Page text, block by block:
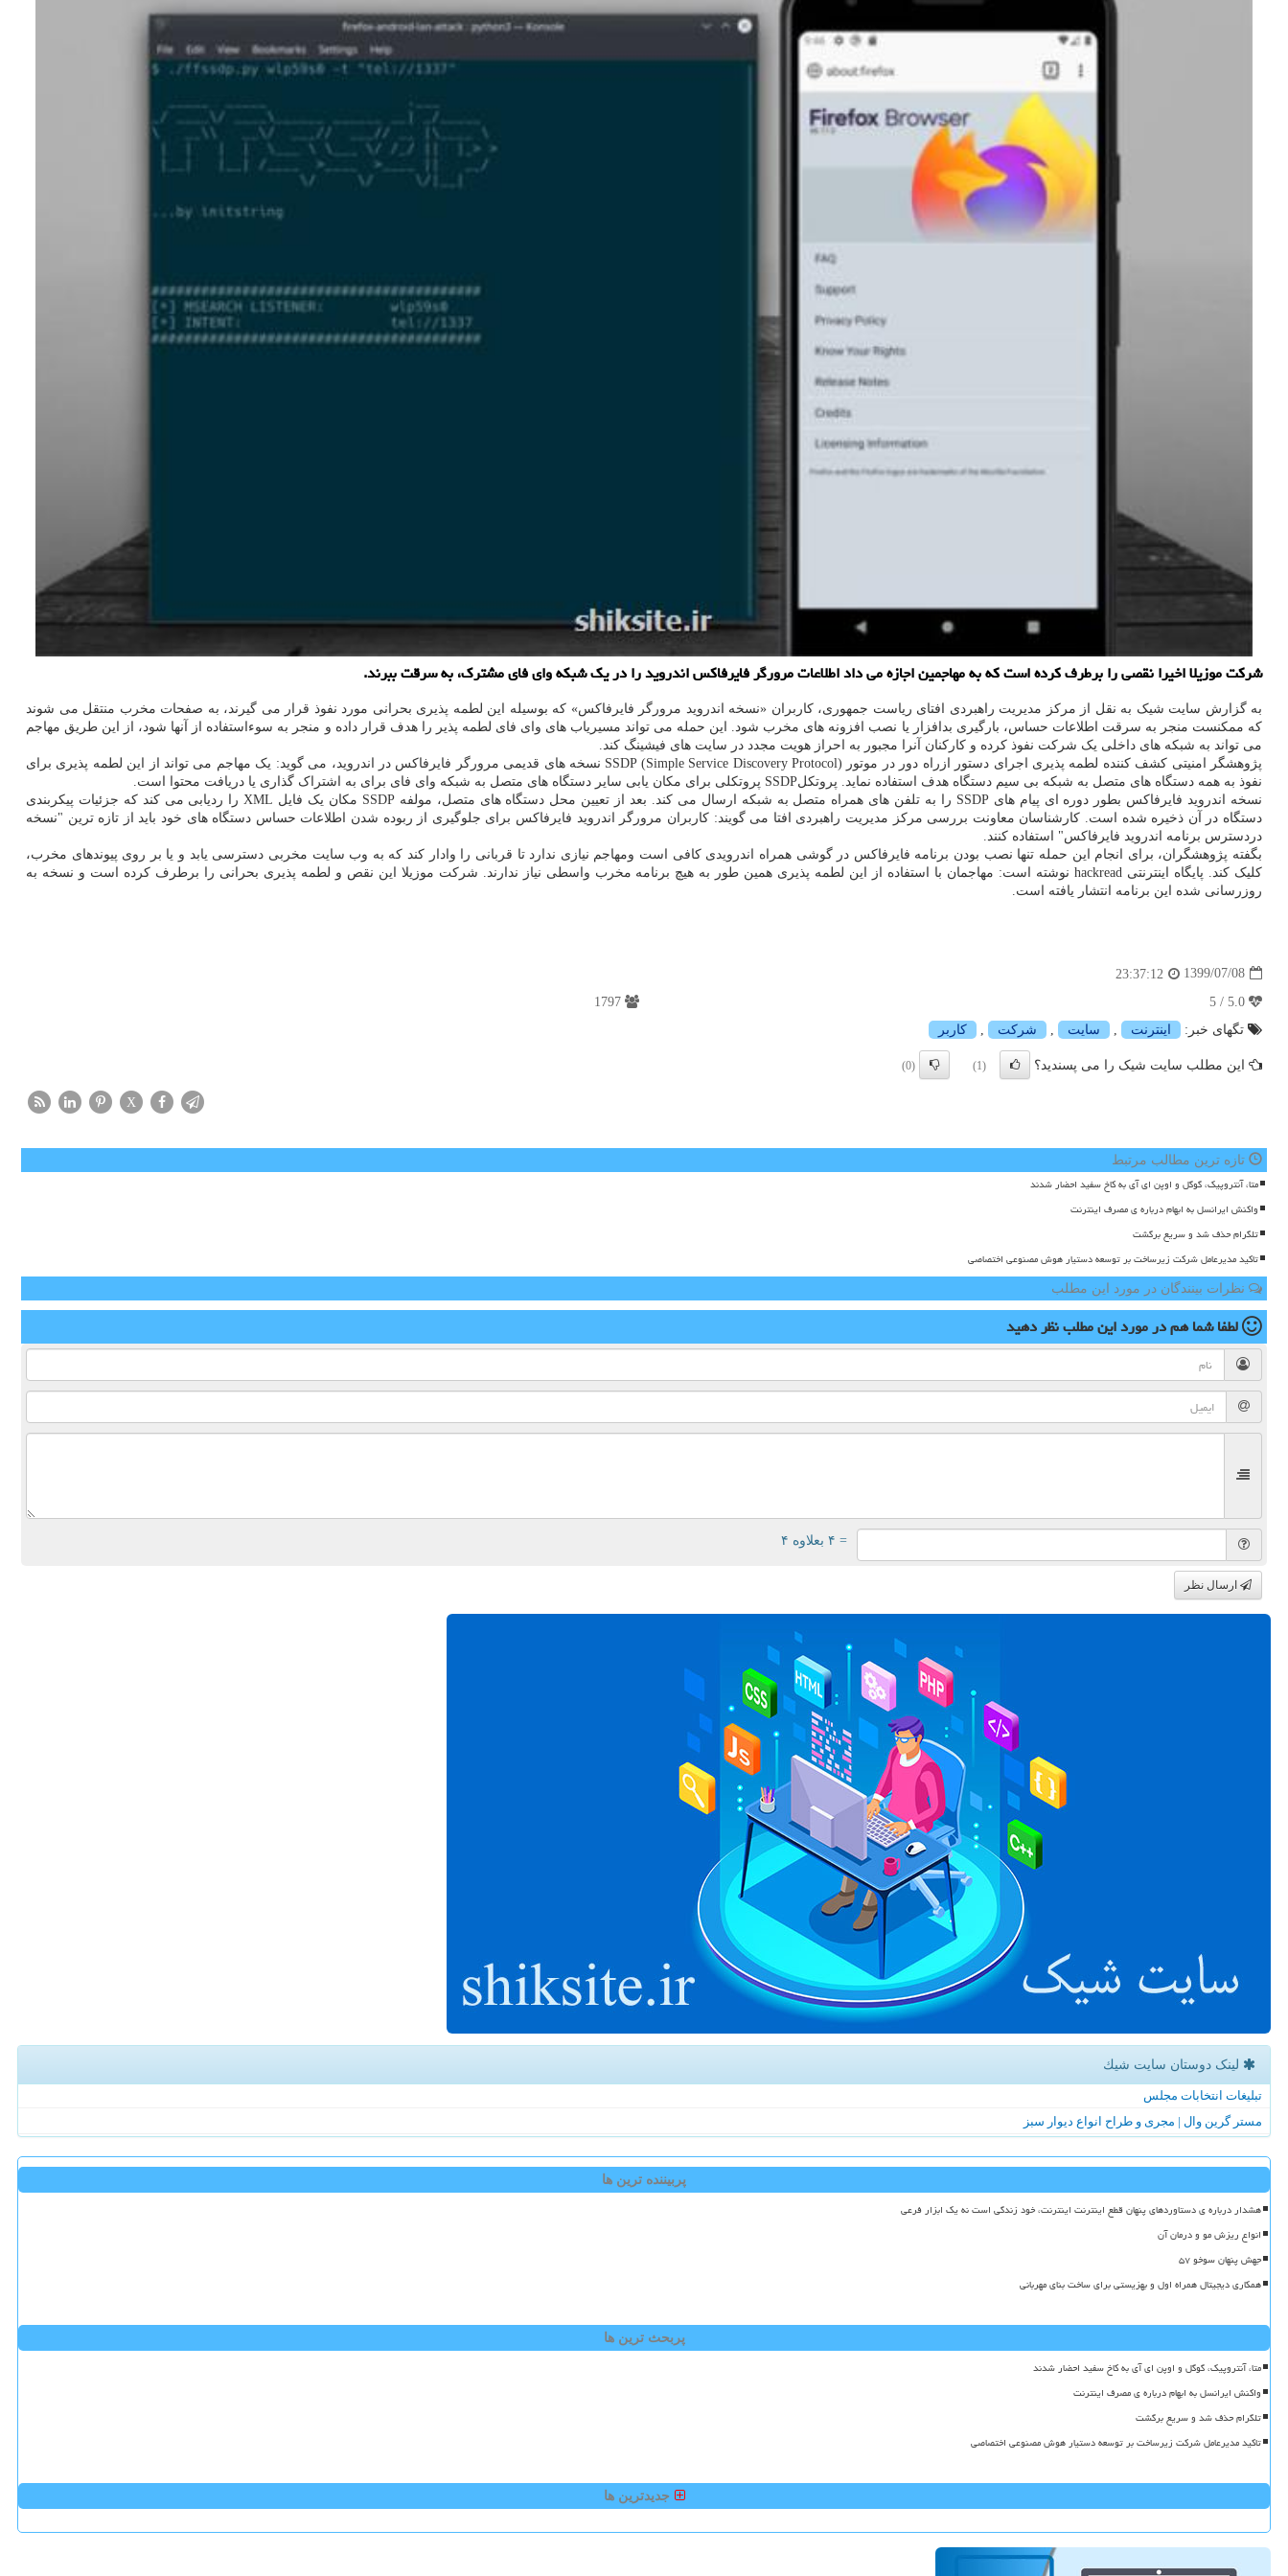
شركت موزیلا اخیرا نقصی را برطرف كرده است كه به مهاجمین اجازه می داد اطلاعات مرورگر فایرفاكس اندروید را در یك شبكه وای فای مشترك، به سرقت ببرند.
به گزارش سایت شیک به نقل از مرکز مدیریت راهبردی افتای ریاست جمهوری، کاربران «نسخه اندروید مرورگر فایرفاکس» که بوسیله این لطمه پذیری بحرانی مورد نفوذ قرار می گیرند، به صفحات مخرب منتقل می شوند
که ممکنست منجر به سرقت اطلاعات حساس، بارگیری بدافزار یا نصب افزونه های مخرب شود. این حمله می تواند مسیریاب های وای فای لطمه پذیر را هدف قرار داده و منجر به سوءاستفاده از آنها شود، از این طریق مهاجم
می تواند به شبکه های داخلی یک شرکت نفوذ کرده و کارکنان آنرا مجبور به احراز هویت مجدد در سایت های فیشینگ کند.
پژوهشگر امنیتی کشف کننده لطمه پذیری اجرای دستور ازراه دور در موتور (SSDP (Simple Service Discovery Protocol نسخه های قدیمی مرورگر فایرفاکس در اندروید، می گوید: یک مهاجم می تواند از این لطمه پذیری برای
نفوذ به همه دستگاه های متصل به شبکه بی سیم دستگاه هدف استفاده نماید. پروتکلSSDP پروتکلی برای مکان یابی سایر دستگاه های متصل به شبکه وای فای برای به اشتراک گذاری یا دریافت محتوا است.
نسخه اندروید فایرفاکس بطور دوره ای پیام های SSDP را به تلفن های همراه متصل به شبکه ارسال می کند. بعد از تعیین محل دستگاه های متصل، مولفه SSDP مکان یک فایل XML را ردیابی می کند که جزئیات پیکربندی
دستگاه در آن ذخیره شده است. کارشناسان معاونت بررسی مرکز مدیریت راهبردی افتا می گویند: کاربران مرورگر اندروید فایرفاکس برای جلوگیری از ربوده شدن اطلاعات حساس دستگاه های خود باید از تازه ترین "نسخه
دردسترس برنامه اندروید فایرفاکس" استفاده کنند.
بگفته پژوهشگران، برای انجام این حمله تنها نصب بودن برنامه فایرفاکس در گوشی همراه اندرویدی کافی است ومهاجم نیازی ندارد تا قربانی را وادار کند که به وب سایت مخربی دسترسی یابد و یا بر روی پیوندهای مخرب،
کلیک کند. پایگاه اینترنتی hackread نوشته است: مهاجمان با استفاده از این لطمه پذیری همین طور به هیچ برنامه مخرب واسطی نیاز ندارند. شرکت موزیلا این نقص و لطمه پذیری بحرانی را برطرف کرده است و نسخه به
روزرسانی شده این برنامه انتشار یافته است.
1399/07/08
23:37:12
تگهای خبر:
اینترنت , سایت , شركت , كاربر
این مطلب سایت شیک را می پسندید؟ (1)
(0)
X
تازه ترین مطالب مرتبط
متا، آنتروپیک، گوگل و اوپن ای آی به کاخ سفید احضار شدند
واکنش ایرانسل به ابهام درباره ی مصرف اینترنت
تلگرام حذف شد و سریع برگشت
تاکید مدیرعامل شرکت زیرساخت بر توسعه دستیار هوش مصنوعی اختصاصی
نظرات بینندگان در مورد این مطلب
لطفا شما همدر مورد این مطلبنظر دهید
= ۴ بعلاوه ۴
ارسال نظر
لینک دوستان سایت شیك
تبلیغات انتخابات مجلس
مستر گرین وال | مجری و طراح انواع دیوار سبز
پربیننده ترین ها
هشدار درباره ی دستاوردهای پنهان قطع اینترنت اینترنت، خود زندگی است نه یک ابزار فرعی
انواع ریزش مو و درمان آن
جهش پنهان سوخو ۵۷
همکاری دیجیتال همراه اول و بهزیستی برای ساخت بنای مهربانی
پربحث ترین ها
متا، آنتروپیک، گوگل و اوپن ای آی به کاخ سفید احضار شدند
واکنش ایرانسل به ابهام درباره ی مصرف اینترنت
تلگرام حذف شد و سریع برگشت
تاکید مدیرعامل شرکت زیرساخت بر توسعه دستیار هوش مصنوعی اختصاصی
جدیدترین ها